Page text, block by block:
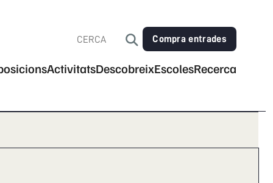
Compra entrades
ActivitatsDescobreixEscolesRecerca